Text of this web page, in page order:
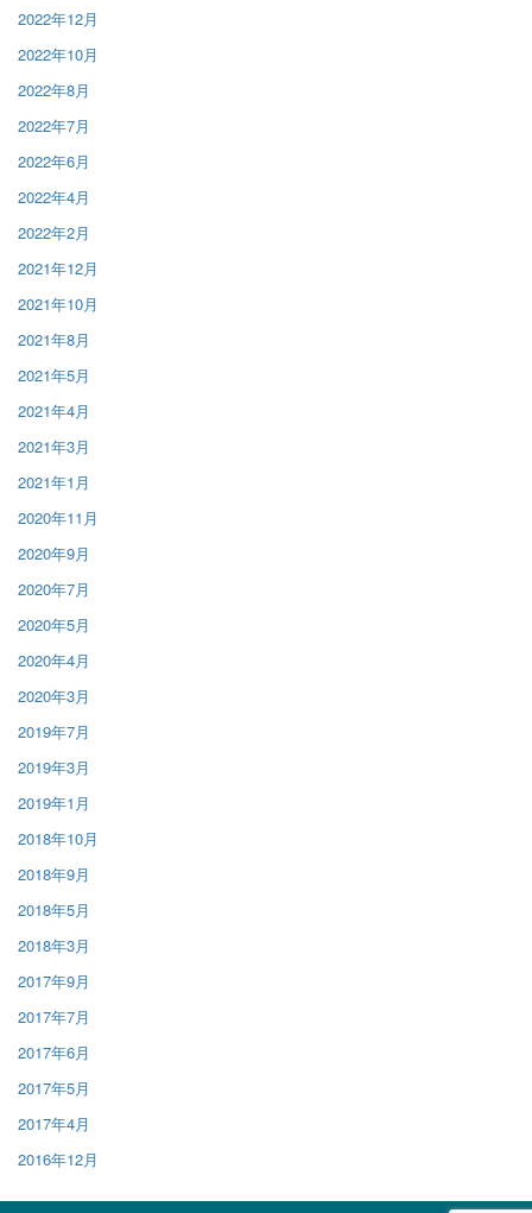
2022年12月
2022年10月
2022年8月
2022年7月
2022年6月
2022年4月
2022年2月
2021年12月
2021年10月
2021年8月
2021年5月
2021年4月
2021年3月
2021年1月
2020年11月
2020年9月
2020年7月
2020年5月
2020年4月
2020年3月
2019年7月
2019年3月
2019年1月
2018年10月
2018年9月
2018年5月
2018年3月
2017年9月
2017年7月
2017年6月
2017年5月
2017年4月
2016年12月